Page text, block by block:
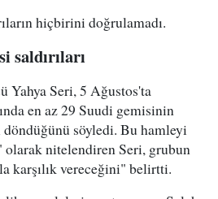
hiçbirini doğrulamadı.
saldırıları
Yahya Seri, 5 Ağustos'ta
en az 29 Suudi gemisinin
söyledi. Bu hamleyi
olarak nitelendiren Seri, grubun
karşılık vereceğini" belirtti.